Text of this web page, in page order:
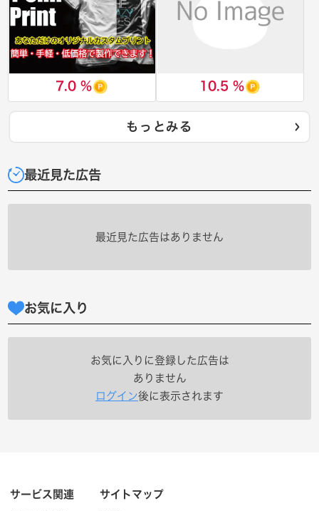
7.0 % 10.5 %
もっとみる
最近見た広告
最近見た広告はありません
お気に入り
お気に入りに登録した広告は
ありません
ログイン後に表示されます
サービス関連 サイトマップ